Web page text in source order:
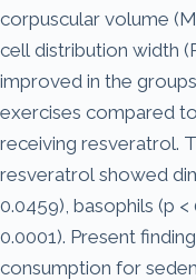
corpuscular volume
cell distribution width
improved in the
exercises compared
receiving resveratrol.
resveratrol showed
0.0459), basophils (p
0.0001). Present
consumption for